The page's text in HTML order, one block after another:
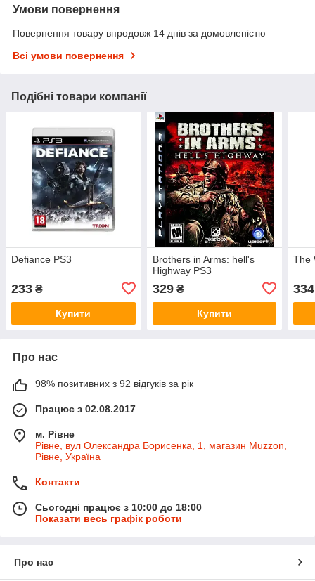
Умови повернення
Повернення товару впродовж 14 днів за домовленістю
Всі умови повернення
Подібні товари компанії
Defiance PS3
233 ₴
Купити
Brothers in Arms: hell's
Highway PS3
329₴
Купити
The
334
Про нас
98% позитивних з 92 відгуків за рік
Працює з 02.08.2017
м. Рівне
Рівне, вул Олександра Борисенка, 1, магазин Muzzon,
Рівне, Україна
Контакти
Сьогодні працює з 10:00 до 18:00
Показати весь графік роботи
Про нас